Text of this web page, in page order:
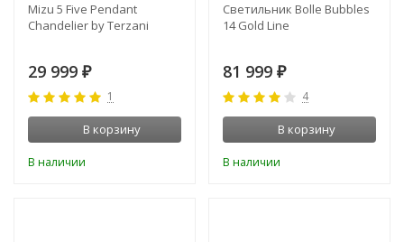
Mizu 5 Five Pendant
Chandelier by Terzani
29 999 ₽
1
В корзину
В наличии
Светильник Bolle Bubbles
14 Gold Line
81 999 ₽
4
В корзину
В наличии